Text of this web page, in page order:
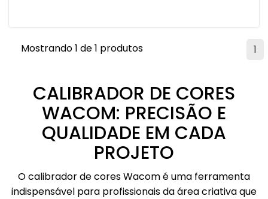
1
Mostrando 1 de 1 produtos
CALIBRADOR DE CORES
WACOM: PRECISÃO E
QUALIDADE EM CADA
PROJETO
O calibrador de cores Wacom é uma ferramenta
indispensável para profissionais da área criativa que